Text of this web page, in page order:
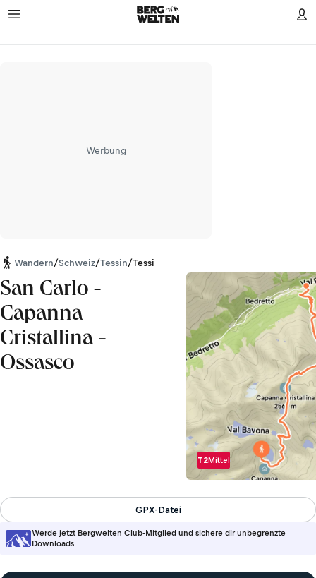
Werbung
Wandern/Schweiz/Tessin/Tessiner Alpen
San Carlo -
Capanna
Cristallina -
Ossasco
T2Mittel
Werde jetzt Bergwelten Club-Mitglied und sichere dir unbegrenzte
Downloads
GPX-Datei